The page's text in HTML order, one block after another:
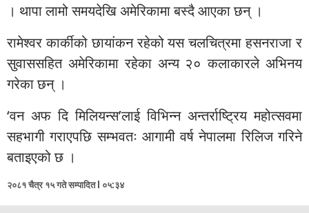
। थापा लामो समयदेखि अमेरिकामा बस्दै आएका छन् ।
रामेश्वर कार्कीको छायांकन रहेको यस चलचित्रमा हसनराजा र
सुवाससहित अमेरिकामा रहेका अन्य २० कलाकारले अभिनय
गरेका छन् ।
‘वन अफ दि मिलियन्स’लाई विभिन्न अन्तर्राष्ट्रिय महोत्सवमा
सहभागी गराएपछि सम्भवतः आगामी वर्ष नेपालमा रिलिज गरिने
बताइएको छ ।
२०८१ चैत्र १५ गते सम्पादित l ०५:३४